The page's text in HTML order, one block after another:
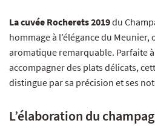
La cuvée Rocherets 2019du
hommage à l’élégance du
aromatique remarquable. Parfaite
accompagner des plats délicats,
distingue par sa précision et ses
L’élaboration du